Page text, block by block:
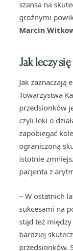
szansa na
groźnymi
Marcin
Jak leczy
Jak zaznaczają
Towarzystwa
przedsionków
czyli leki o
zapobiegać
ograniczoną
istotnie
pacjenta z
– W ostatnich
sukcesami na
stąd też
bardziej
przedsionków.